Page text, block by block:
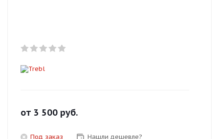
от 3 500 руб.
Под заказ
Нашли дешевле?
Оплачивайте сегодня только
Получайте товар